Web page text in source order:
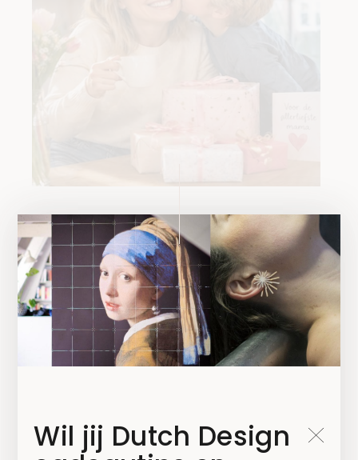
Wil jij Dutch Design
NIEUWS & EVENTS,TYPISCH NL
Moederdag 2026;
vandaag draait alles
om haar – omdat ze
het elke dag voor
jou doet!